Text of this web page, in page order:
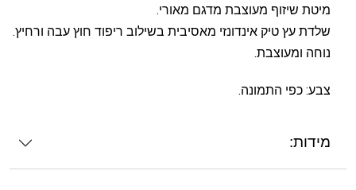
מיטת שיזוף מעוצבת מדגם מאורי.
שלדת עץ טיק אינדונזי מאסיבית בשילוב ריפוד חוץ עבה ורחיץ.
נוחה ומעוצבת.
צבע: כפי התמונה.
מידות: